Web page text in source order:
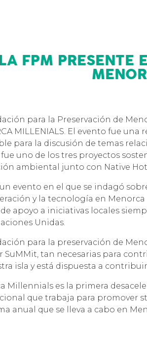
LA FPM PRESENTE
para la Preservación de
MILLENIALS. El evento fue
para la discusión de temas
fue uno de los tres proyectos
ambiental junto con Native
evento en el que se indagó
y la tecnología en
apoyo a iniciativas locales
Unidas.
para la preservación de
SuMMit, tan necesarias para
isla y está dispuesta a
Millennials es la primera
que trabaja para promover
anual que se lleva a cabo en